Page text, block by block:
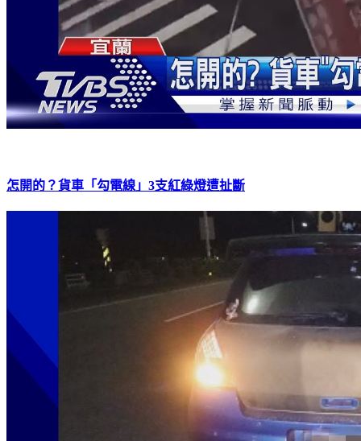
怎開的？貨車「勾電線」3支紅綠燈遭扯斷